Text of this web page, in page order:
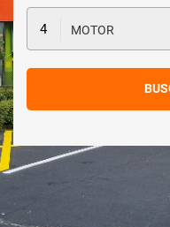
MOTOR